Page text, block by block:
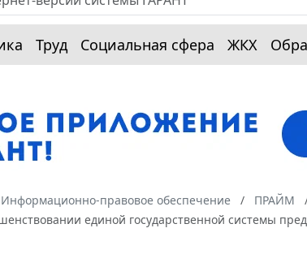
Труд Социальная сфера ЖКХ
Информационно-правовое обеспечение ПРАЙМ
единой государственной системы